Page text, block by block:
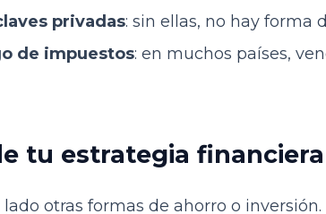
privadas: sin ellas, no hay forma
de impuestos: en muchos países,
tu estrategia financiera
otras formas de ahorro o